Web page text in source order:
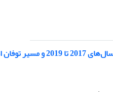
رهیافت انرژی